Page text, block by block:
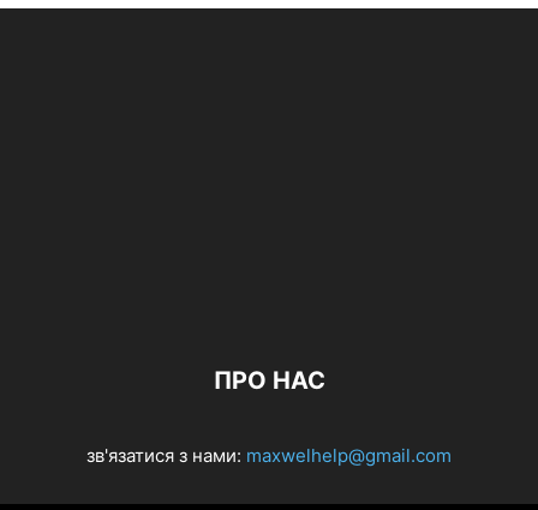
ПРО НАС
зв'язатися з нами: maxwelhelp@gmail.com